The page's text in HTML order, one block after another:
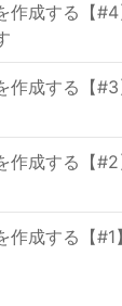
成する【
成する【
成する【#2
成する【#1